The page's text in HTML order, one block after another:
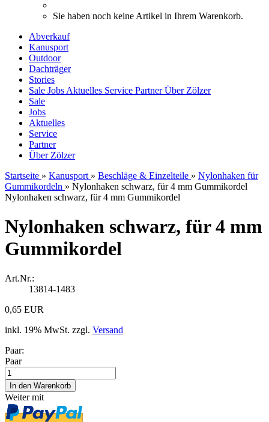
Sie haben noch keine Artikel in Ihrem Warenkorb.
Abverkauf
Kanusport
Outdoor
Dachträger
Stories
Sale Jobs Aktuelles Service PartnerÜber Zölzer
Sale
Jobs
Aktuelles
Service
Partner
Über Zölzer
Startseite » Kanusport » Beschläge & Einzelteile » Nylonhaken für
Gummikordeln » Nylonhaken schwarz, für 4 mm Gummikordel
Nylonhaken schwarz, für 4 mm Gummikordel
Nylonhaken schwarz, für 4 mm
Gummikordel
Art.Nr.:
13814-1483
0,65 EUR
inkl. 19% MwSt. zzgl. Versand
Paar:
Paar
Weiter mit